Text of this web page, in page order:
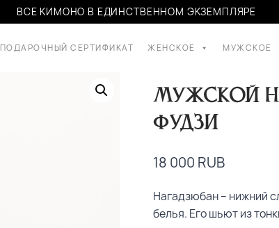
ВСЕ КИМОНО В ЕДИНСТВЕННОМ ЭКЗЕМПЛЯРЕ
ПОДАРОЧНЫЙ СЕРТИФИКАТ ЖЕНСКОЕ МУЖСКОЕ
Мужской
Фудзи
18 000 RUB
Нагадзюбан – нижний
белья. Его шьют из